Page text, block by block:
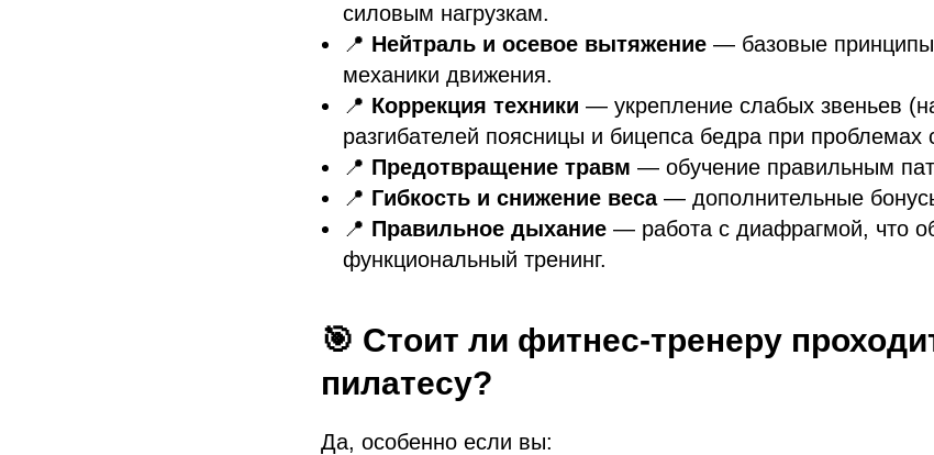
силовым нагрузкам.
📍 Нейтраль и осевое вытяжение — базовые
механики движения.
📍 Коррекция техники — укрепление слабых звеньев
разгибателей поясницы и бицепса бедра при проблемах
📍 Предотвращение травм — обучение правильным
📍 Гибкость и снижение веса— дополнительные
📍 Правильное дыхание — работа с диафрагмой, что
функциональный тренинг.
🎯 Стоит ли фитнес-тренеру
пилатесу?
Да, особенно если вы: